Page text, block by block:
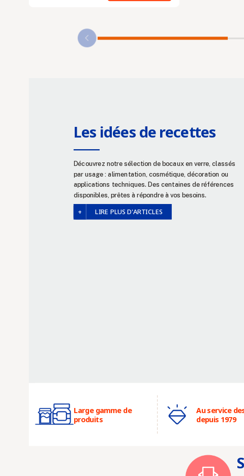
Les idées de recettes
Découvrez notre sélection de bocaux en verre, classés
par usage : alimentation, cosmétique, décoration ou
applications techniques. Des centaines de références
disponibles, prêtes à répondre à vos besoins.
LIRE PLUS D'ARTICLES
Large gamme de
produits
Au service
depuis 1979